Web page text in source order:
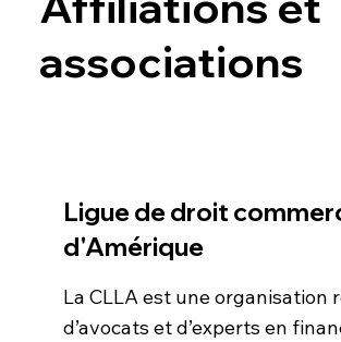
associations
Ligue de droit
d'Amérique
La CLLA est une organisation
d’avocats et d’experts en